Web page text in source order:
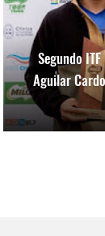
Segundo
Aguilar